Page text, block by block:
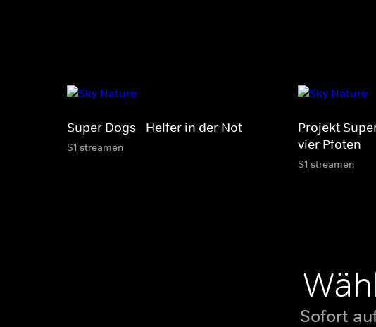
Super Dogs - Helfer in der Not
S1 streamen
Projekt
vier Pfoten
S1 streamen
Sofort